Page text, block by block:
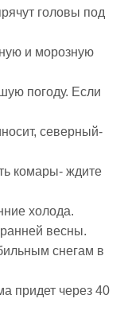
головы под
и морозную
погоду. Если
северный-
комары- ждите
холода.
весны.
снегам в
придет через 40